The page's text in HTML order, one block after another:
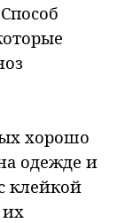
хорошо
одежде и
клейкой